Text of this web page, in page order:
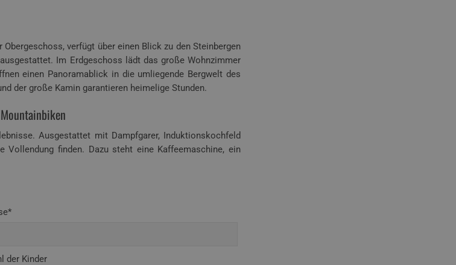
verfügt über einen Blick zu den Steinbergen
Im Erdgeschoss lädt das große Wohnzimmer
einen Panoramablick in die umliegende Bergwelt des
der große Kamin garantieren heimelige Stunden.
Ausgestattet mit Dampfgarer, Induktionskochfeld
finden. Dazu steht eine Kaffeemaschine, ein
der Kinder